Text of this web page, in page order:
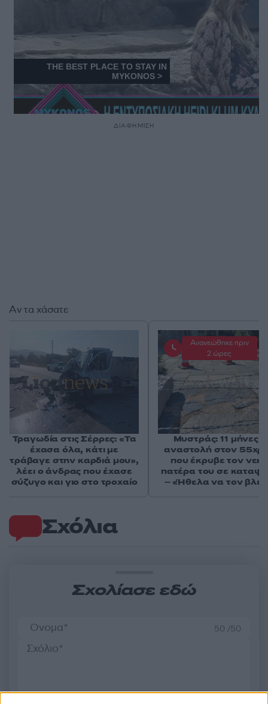
ΔΙΑΦΗΜΙΣΗ
Σχόλια
Σχολίασε εδώ
50 /50
Αν τα χάσατε
Τραγωδία στις Σέρρες: «Τα
έχασα όλα, κάτι με
τράβαγε στην καρδιά μου»,
λέει ο άνδρας που έχασε
σύζυγο και γιο στο τροχαίο
Ανανεώθηκε πριν
2 ώρες
Μυστράς: 11 μήνες
αναστολή στον
που έκρυβε τον
πατέρα του σε
– «Ήθελα να τον